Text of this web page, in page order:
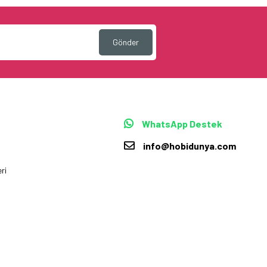
Gönder
WhatsApp Destek
info@hobidunya.com